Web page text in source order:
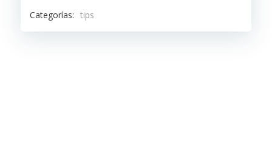
Categorías: tips